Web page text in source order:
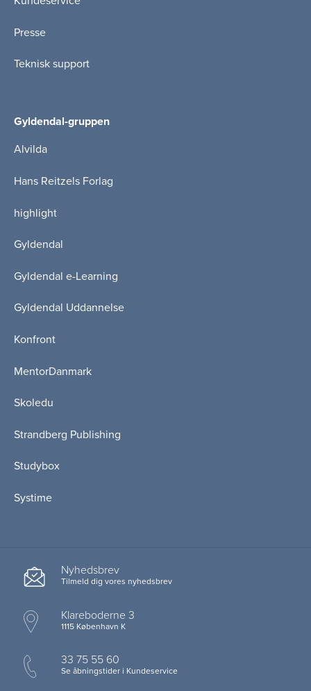
Presse
Teknisk support
Gyldendal-gruppen
Alvilda
Hans Reitzels Forlag
highlight
Gyldendal
Gyldendal e-Learning
Gyldendal Uddannelse
Konfront
MentorDanmark
Skoledu
Strandberg Publishing
Studybox
Systime
Nyhedsbrev
Tilmeld dig vores nyhedsbrev
Klareboderne 3
1115 København K
33 75 55 60
Se åbningstider i Kundeservice